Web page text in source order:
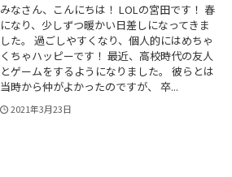
みなさん、こんにちは！ LOLの宮田です！ 春
になり、少しずつ暖かい日差しになってきま
した。 過ごしやすくなり、個人的にはめちゃ
くちゃハッピーです！ 最近、高校時代の友人
とゲームをするようになりました。 彼らとは
当時から仲がよかったのですが、 卒...
2021年3月23日